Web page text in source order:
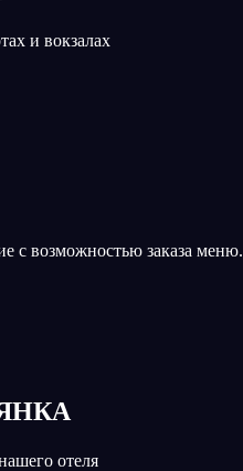
и вокзалах
с возможностью заказа меню.
отеля